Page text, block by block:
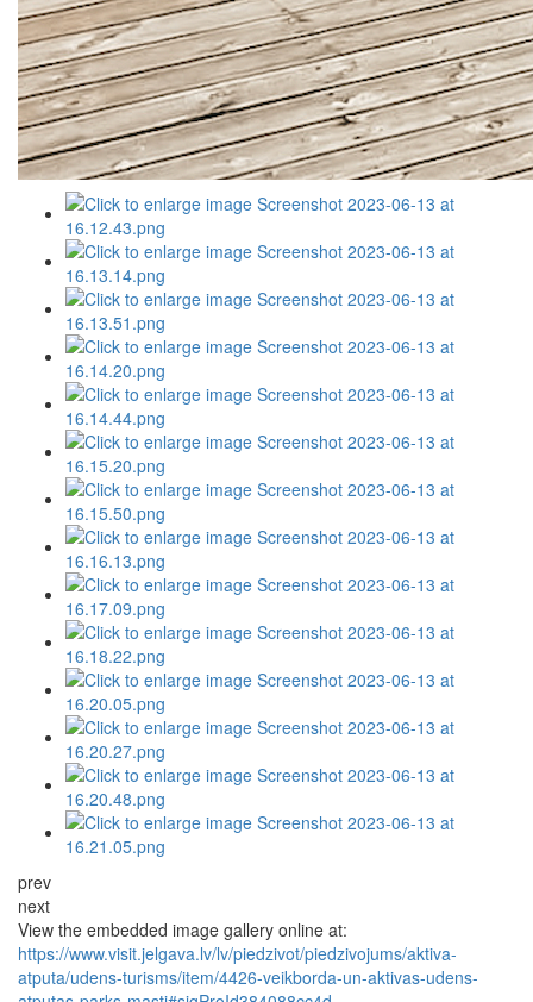
prev
next
View the embedded image gallery online at:
https://www.visit.jelgava.lv/lv/piedzivot/piedzivojums/aktiva-
atputa/udens-turisms/item/4426-veikborda-un-aktivas-udens-